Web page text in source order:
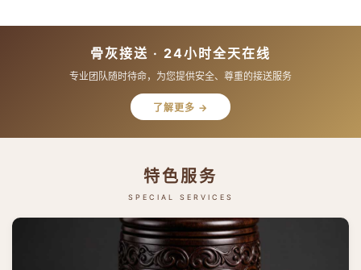
骨灰接送 · 24小时全天在线
专业团队随时待命，为您提供安全、尊重的接送服务
了解更多 →
特色服务
SPECIAL SERVICES